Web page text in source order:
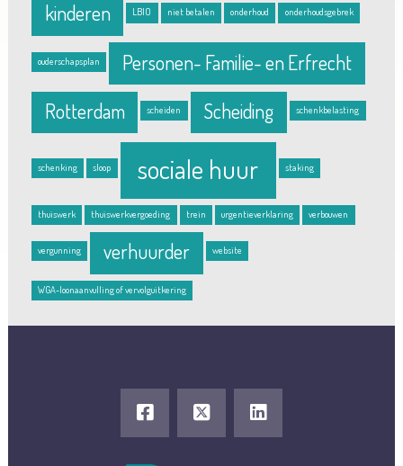
kinderen LBIO niet betalen onderhoud onderhoudsgebrek
ouderschapsplan Personen- Familie- en Erfrecht
Rotterdam scheiden Scheiding schenkbelasting
schenking sloop sociale huur staking
thuiswerk thuiswerkvergoeding trein urgentieverklaring verbouwen
vergunning verhuurder website
WGA-loonaanvulling of vervolguitkering